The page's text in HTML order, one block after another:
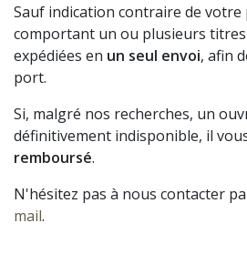
Sauf indication contraire de votre
comportant un ou plusieurs
expédiées en un seul envoi, afin
port.
Si, malgré nos recherches, un
définitivement indisponible, il
remboursé.
N'hésitez pas à nous contacter
mail.